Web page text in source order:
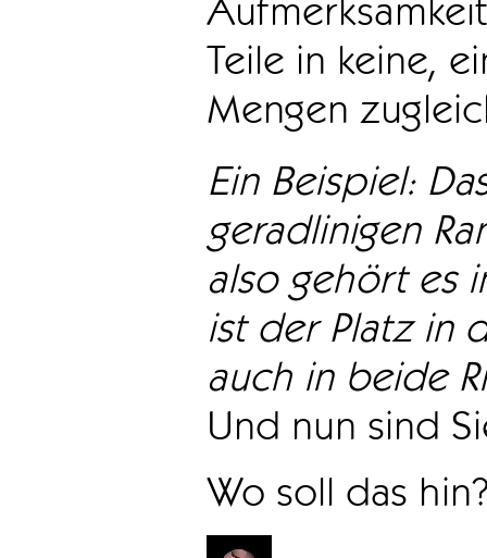
Teile in keine,
Mengen
Ein Beispiel:
geradlinigen
also gehört es
ist der Platz in
auch in beide
Und nun sind
Wo soll das